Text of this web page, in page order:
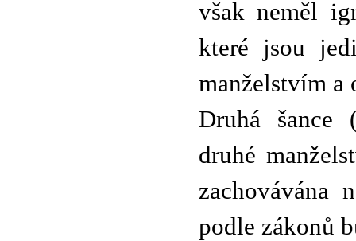
však neměl
které jsou
manželstvím a
Druhá šance
druhé
zachovávána
podle zákonů